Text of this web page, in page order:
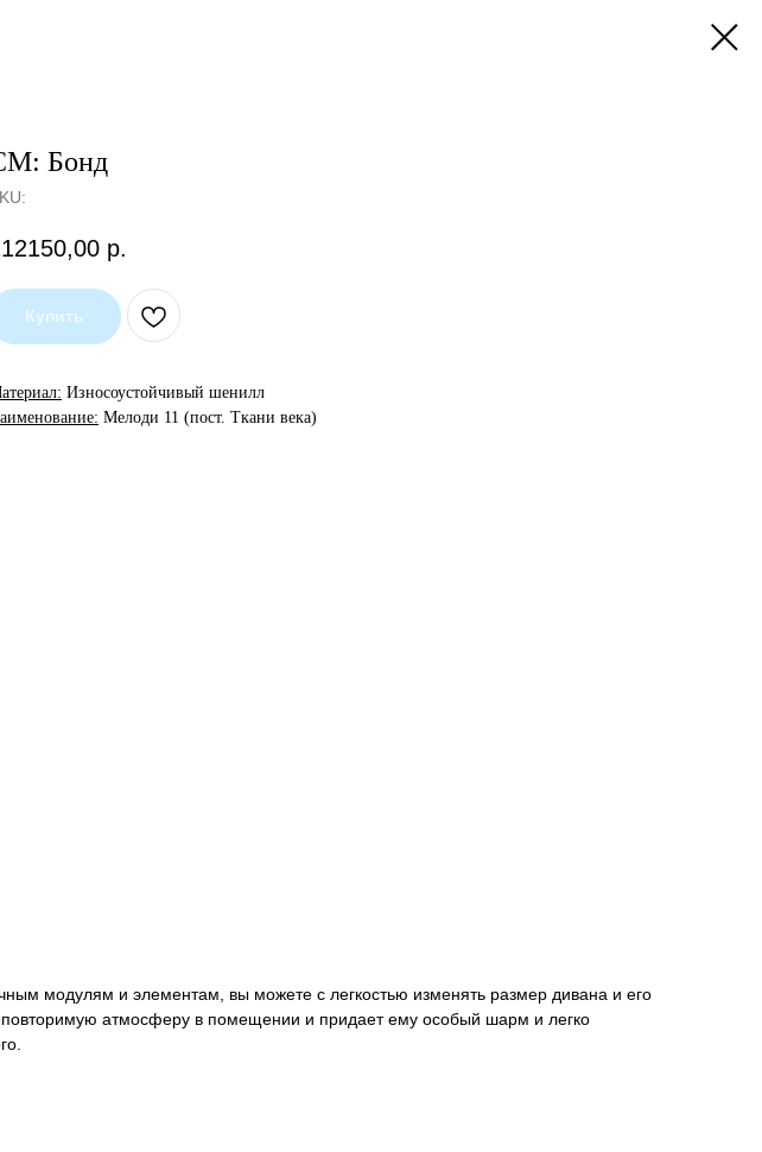
Бонд
р.
Купить
Износоустойчивый шенилл
Мелоди 11 (пост. Ткани века)
модулям и элементам, вы можете с легкостью изменять размер дивана и его
атмосферу в помещении и придает ему особый шарм и легко